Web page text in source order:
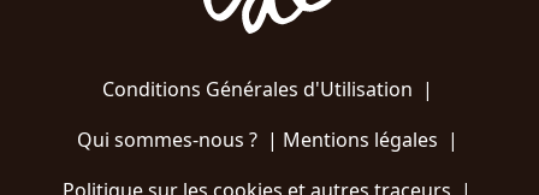
Conditions Générales d'Utilisation |
Qui sommes-nous ?| Mentions légales |